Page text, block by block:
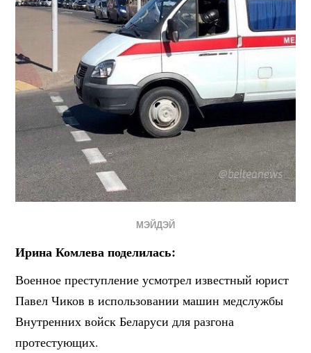
МЭЙДЭЙ
Ирина Комлева поделилась:
Военное преступление усмотрел известный юрист
Павел Чиков в использовании машин медслужбы
Внутренних войск Беларуси для разгона
протестующих.